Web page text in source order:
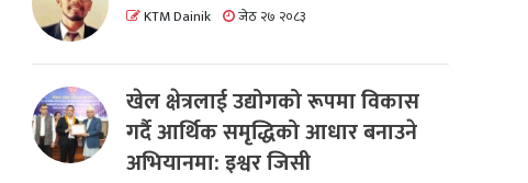
KTM Dainik जेठ २७ २०८३
खेल क्षेत्रलाई उद्योगको रूपमा विकास
गर्दै आर्थिक समृद्धिको आधार बनाउने
अभियानमा: इश्वर जिसी